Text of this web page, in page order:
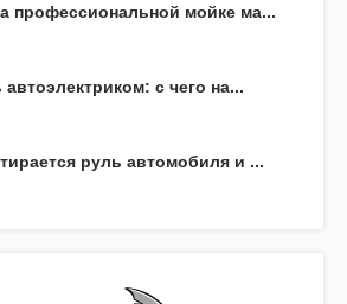
профессиональной мойке ма...
автоэлектриком: с чего на...
руль автомобиля и ...